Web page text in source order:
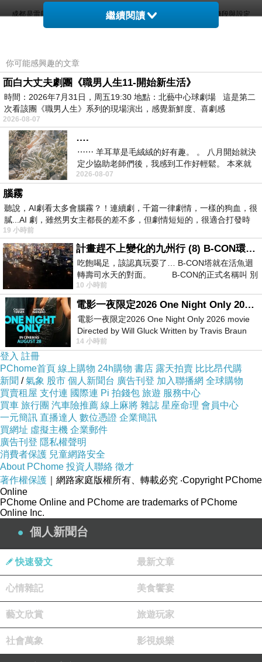
成都是雷同，只差在蘭莉在真人版增添了考上並錄取就讀大學的橋段與設定
（以及省略“鋼圖艦長”一角）
視效的“
實感不足；片中就連地球生物青蛙、海龜都是如
此），實在不應該，筆者認為，本片若是動畫影
迷可能會滿意，但若偏向“全方位追求還原”或是
對幕後團隊感興趣的觀眾，恐怕就不是如此了。
動畫版莉蘿身邊形影不離的
普”Scrump，是本作人氣數一數二的角色），到
了真人版卻被壓縮到僅只現身三次
625（Reuben）”、“X-627”的彩蛋相當令人驚喜。隱藏片尾
中，蘭莉還學會使用外星人的槍，明顯是抵觸外星議長與地球人的“低
調”約定，不合邏輯（另一方面，我也只能說，蘭莉
有這種妹妹也太衰）。扎克加利芬納基斯飾演的強霸博士是全片
唯一的明星；外星角色們造型非常還原，但這卻像是雙面刃，讓史迪奇與片中
人類角色們格格不入。縱使要角群膚色正確，但莉蘿到了真人版成了披頭散髮
的傢伙，光頭的眼鏡蛇先生應由更加魁武的原班人馬：文雷姆斯飾演較為適
切，要角群之中唯一稱得上還原的只有茉托（ Mertle）一角。
評分：★★★ [3.0/5]
繼續閱讀
你可能感興趣的文章
面白大丈夫劇團《職男人生11-開始新生活》
時間：2026年7月31日，周五19:30 地點：北藝中心球劇場 這是第二
次看該團《職男人生》系列的現場演出，感覺新鮮度、喜劇感
2026-08-07
….
⋯⋯ 羊耳草是毛絨絨的好有趣。 。 八月開始就決
定少協助老師們後，我感到工作好輕鬆。 本來就
不是我的工作啊。 真
2026-08-07
腦霧
聽說，AI劇看太多會腦霧？！連續劇，千篇一律劇情，一樣的狗血，很
膩...AI 劇，雖然男女主都長的差不多，但劇情短短的，很適合打發時
19 小時前
計畫趕不上變化的九州行 (8) B-CON環球塔
吃飽喝足，該認真玩耍了… B-CON塔就在活魚迴
轉壽司水天的對面。 B-CON的正式名稱叫 別
10 小時前
電影一夜限定2026 One Night Only 2026 movie
電影一夜限定2026 One Night Only 2026 movie
Directed by Will Gluck Written by Travis Braun
Starring Monica Barbaro
14 小時前
登入 註冊
PChome首頁 線上購物 24h購物 書店 露天拍賣 比比昂代購
新聞 /氣象 股市 個人新聞台 廣告刊登 加入聯播網 全球購物
買賣租屋 支付連 國際連 Pi 拍錢包 旅遊 服務中心
買車 旅行團 汽車險推薦 線上麻將 雜誌 星座命理 會員中心
一元簡訊 直播達人 數位憑證 企業簡訊
買網址 虛擬主機 企業郵件
廣告刊登 隱私權聲明
消費者保護 兒童網路安全
About PChome 投資人聯絡 徵才
著作權保護 ｜網路家庭版權所有、轉載必究 ‧Copyright PChome
Online
PChome Online and PChome are trademarks of PChome
Online Inc.
個人新聞台
快速發文 最新文章
心情雜記 美食饗宴
藝文欣賞 旅遊玩家
社會萬象 影視娛樂